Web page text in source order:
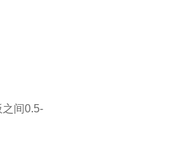
间0.5-